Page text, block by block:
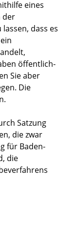
eines
der
dass es
öffentlich-
Sie aber
Die
Satzung
die zwar
für Baden-
die